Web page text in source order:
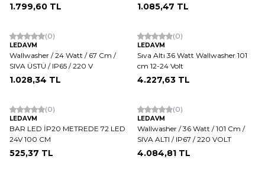
1.799,60 TL 1.085,47 TL
(0)
LEDAVM
Wallwasher / 24 Watt / 67 Cm /
SIVA ÜSTÜ / IP65 / 220 V
1.028,34 TL
(0)
LEDAVM
Sıva Altı 36 Watt Wallwasher 101
cm 12-24 Volt
4.227,63 TL
(0)
LEDAVM
BAR LED İP20 METREDE 72 LED
24V 100 CM
525,37 TL
(0)
LEDAVM
Wallwasher / 36 Watt / 101 Cm /
SIVA ALTI / IP67 / 220 VOLT
4.084,81 TL